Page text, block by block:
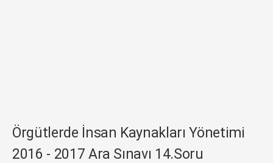
Örgütlerde İnsan Kaynakları Yönetimi
2016 - 2017 Ara Sınavı 14.Soru